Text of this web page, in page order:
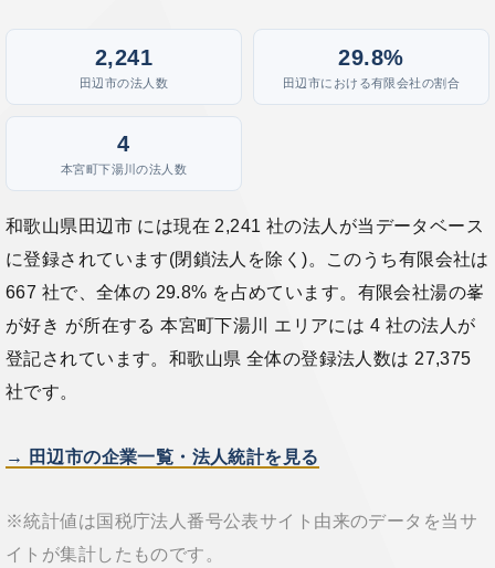
2,241
田辺市の法人数
29.8%
田辺市における有限会社の割合
4
本宮町下湯川の法人数
和歌山県田辺市 には現在 2,241 社の法人が当データベース
に登録されています(閉鎖法人を除く)。このうち有限会社は
667 社で、全体の 29.8% を占めています。有限会社湯の峯
が好き が所在する 本宮町下湯川 エリアには 4 社の法人が
登記されています。和歌山県 全体の登録法人数は 27,375
社です。
→ 田辺市の企業一覧・法人統計を見る
※統計値は国税庁法人番号公表サイト由来のデータを当サ
イトが集計したものです。